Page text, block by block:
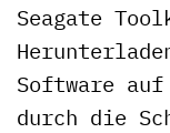
Seagate
Software auf
durch die